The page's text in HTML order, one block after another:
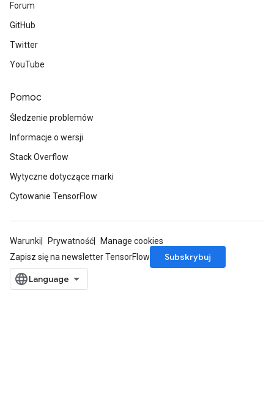
Forum
GitHub
Twitter
YouTube
Pomoc
Śledzenie problemów
Informacje o wersji
Stack Overflow
Wytyczne dotyczące marki
Cytowanie TensorFlow
Warunki Prywatność
Manage cookies
Zapisz się na newsletter TensorFlow
Subskrybuj